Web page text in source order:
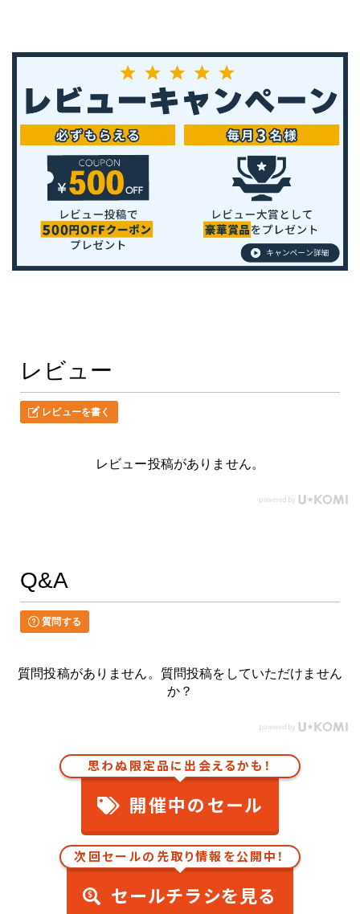
レビュー
レビューを書く
レビュー投稿がありません。
Q&A
質問する
質問投稿がありません。質問投稿をしていただけません
か？
思わぬ限定品に出会えるかも！
開催中のセール
次回セールの先取り情報を公開中！
セールチラシを見る